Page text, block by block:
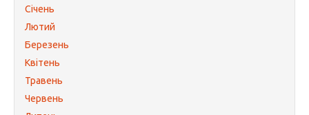
Січень
Лютий
Березень
Квітень
Травень
Червень